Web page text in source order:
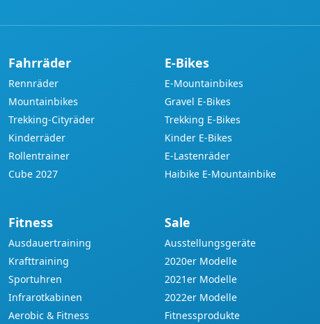
Fahrräder
Rennräder
Mountainbikes
Trekking-Cityräder
Kinderräder
Rollentrainer
Cube 2027
E-Bikes
E-Mountainbikes
Gravel E-Bikes
Trekking E-Bikes
Kinder E-Bikes
E-Lastenräder
Haibike E-Mountainbike
Fitness
Ausdauertraining
Krafttraining
Sportuhren
Infrarotkabinen
Aerobic & Fitness
Sale
Ausstellungsgeräte
2020er Modelle
2021er Modelle
2022er Modelle
Fitnessprodukte